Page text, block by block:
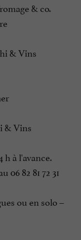
& co.
& Vins
& Vins
h à l'avance.
06 82 81 72 31
ou en solo –